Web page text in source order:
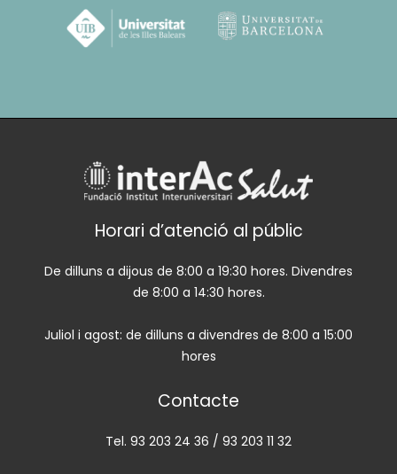
Horari d’atenció al públic
De dilluns a dijous de 8:00 a 19:30 hores. Divendres
de 8:00 a 14:30 hores.
Juliol i agost: de dilluns a divendres de 8:00 a 15:00
hores
Contacte
Tel. 93 203 24 36 / 93 203 11 32